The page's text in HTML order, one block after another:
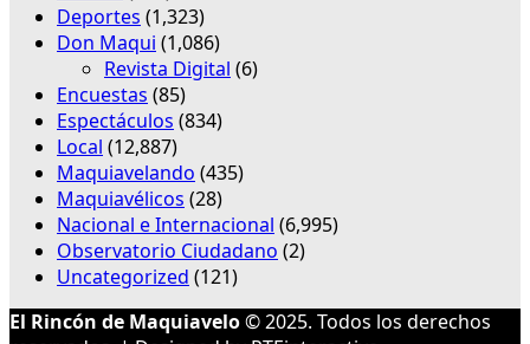
Deportes (1,323)
Don Maqui (1,086)
Revista Digital (6)
Encuestas (85)
Espectáculos (834)
Local (12,887)
Maquiavelando (435)
Maquiavélicos (28)
Nacional e Internacional (6,995)
Observatorio Ciudadano (2)
Uncategorized (121)
El Rincón de Maquiavelo© 2025. Todos los derechos